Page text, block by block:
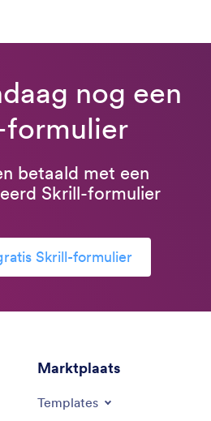
nog een
betaald met een
Skrill-formulier
Skrill-formulier
Marktplaats
Templates